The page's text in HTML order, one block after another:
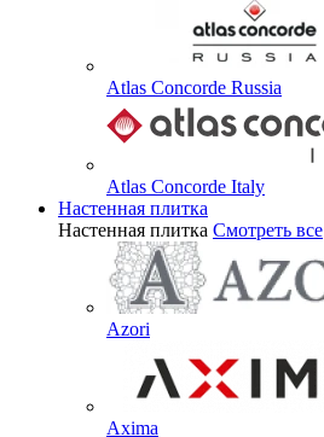
Atlas Concorde Russia
Atlas Concorde Italy
Настенная плитка
Настенная плитка Смотреть все
Azori
Axima